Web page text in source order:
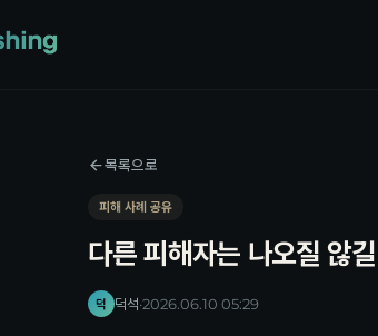
목록으로
피해 사례 공유
다른 피해자는 나오질 않길
덕 덕석·2026.06.10 05:29